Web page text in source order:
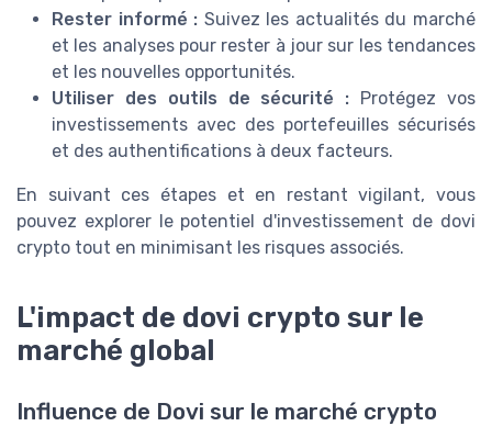
Rester informé : Suivez les actualités du marché
et les analyses pour rester à jour sur les tendances
et les nouvelles opportunités.
Utiliser des outils de sécurité : Protégez vos
investissements avec des portefeuilles sécurisés
et des authentifications à deux facteurs.
En suivant ces étapes et en restant vigilant, vous
pouvez explorer le potentiel d'investissement de dovi
crypto tout en minimisant les risques associés.
L'impact de dovi crypto sur le
marché global
Influence de Dovi sur le marché crypto